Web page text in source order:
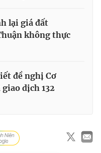
lại giá đất
không thực
đề nghị Cơ
dịch 132